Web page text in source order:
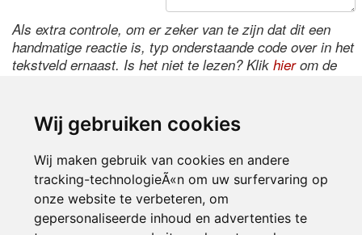
Wij gebruiken cookies
Wij maken gebruik van cookies en andere
tracking-technologieÃ«n om uw surfervaring op
onze website te verbeteren, om
gepersonaliseerde inhoud en advertenties te
Als extra controle, om er zeker van te zijn dat dit een
handmatige reactie is, typ onderstaande code over in het
tekstveld ernaast. Is het niet te lezen? Klik hierom de